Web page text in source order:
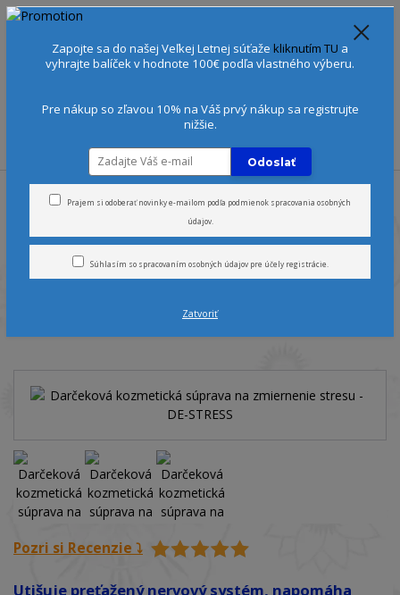
EUR
+421 905 378 103 (Po-Ne, 9-21 hod.)
Úvod Darčeky
Darčeková kozmetická súprava na zmiernenie stresu -
DE-STRESS
Darčeková kozmetická
Pozri si Recenzie ⤵️
Utišuje preťažený nervový systém, napomáha
Zapojte sa do našej Veľkej Letnej súťaže kliknutím TU a
vyhrajte balíček v hodnote 100€ podľa vlastného výberu.
Pre nákup so zľavou 10% na Váš prvý nákup sa registrujte
nižšie.
Odoslať
Prajem si odoberať novinky e-mailom podľa podmienok spracovania osobných
údajov.
Súhlasím so spracovaním osobných údajovpre účely registrácie.
Zatvoriť